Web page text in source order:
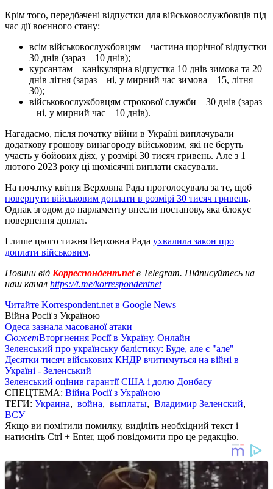
Крім того, передбачені відпустки для військовослужбовців під
час дії воєнного стану:
всім військовослужбовцям – частина щорічної відпустки
30 днів (зараз – 10 днів);
курсантам – канікулярна відпустка 10 днів зимова та 20
днів літня (зараз – ні, у мирний час зимова – 15, літня –
30);
військовослужбовцям строкової служби – 30 днів (зараз
– ні, у мирний час – 10 днів).
Нагадаємо, після початку війни в Україні виплачували
додаткову грошову винагороду військовим, які не беруть
участь у бойових діях, у розмірі 30 тисяч гривень. Але з 1
лютого 2023 року ці щомісячні виплати скасували.
На початку квітня Верховна Рада проголосувала за те, щоб
повернути військовим доплати в розмірі 30 тисяч гривень.
Однак згодом до парламенту внесли постанову, яка блокує
повернення доплат.
І лише цього тижня Верховна Рада ухвалила закон про
доплати військовим.
Новини від Корреспондент.netв Telegram. Підписуйтесь на
наш канал https://t.me/korrespondentnet
Читайте Korrespondent.net в Google News
Війна Росії з Україною
Одеса зазнала масованої атаки
СюжетВторгнення Росії в Україну. Онлайн
Зеленський про українську балістику: Буде, але є "але"
Десятки тисяч військових КНДР вчитимуться на війні в
Україні - Зеленський
Зеленський оцінив гарантії США і долю Донбасу
СПЕЦТЕМА: Війна Росії з Україною
ТЕГИ: Украина, война, выплаты, Владимир Зеленский,
ВСУ
Якщо ви помітили помилку, виділіть необхідний текст і
натисніть Ctrl + Enter, щоб повідомити про це редакцію.